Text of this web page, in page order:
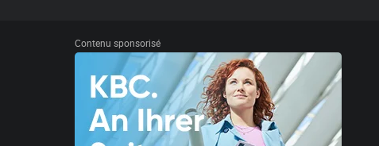
Contenu sponsorisé